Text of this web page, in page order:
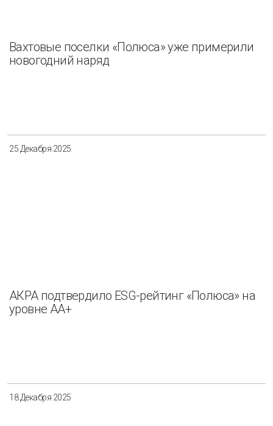
Вахтовые поселки «Полюса» уже примерили
новогодний наряд
25 Декабря 2025
АКРА подтвердило ESG-рейтинг «Полюса» на
уровне АА+
18 Декабря 2025